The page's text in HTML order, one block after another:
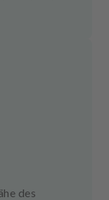
des